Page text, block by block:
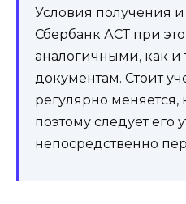
Условия получения
Сбербанк АСТ при
аналогичными, как и
документам. Стоит
регулярно меняется,
поэтому следует его
непосредственно